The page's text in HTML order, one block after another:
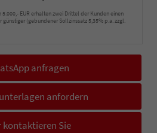
EUR erhalten zwei Drittel der Kunden einen
(gebundener Sollzinssatz 5,35% p.a. zzgl.
anfragen
anfordern
kontaktieren Sie